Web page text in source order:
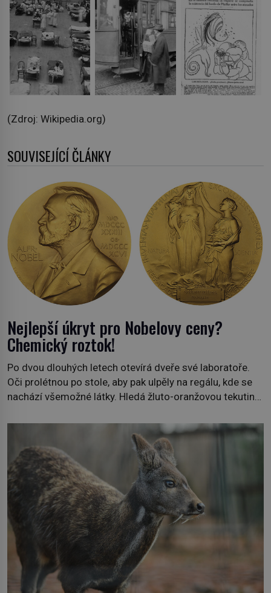
(Zdroj: Wikipedia.org)
SOUVISEJÍCÍ ČLÁNKY
Nejlepší úkryt pro Nobelovy ceny?
Chemický roztok!
Po dvou dlouhých letech otevírá dveře své laboratoře.
Oči prolétnou po stole, aby pak ulpěly na regálu, kde se
nachází všemožné látky. Hledá žluto-oranžovou tekutinu,
plán dokončit. Pod termínem aqua regia se skrývá
směs s názvem lučavka královská. Svůj přídomek nemá
pro nic za nic, […]